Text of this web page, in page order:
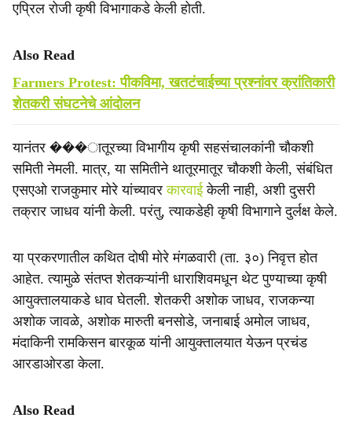
एप्रिल रोजी कृषी विभागाकडे केली होती.
Also Read
Farmers Protest: पीकविमा, खतटंचाईच्या प्रश्नांवर क्रांतिकारी
शेतकरी संघटनेचे आंदोलन
यानंतर ���ातूरच्या विभागीय कृषी सहसंचालकांनी चौकशी
समिती नेमली. मात्र, या समितीने थातूरमातूर चौकशी केली, संबंधित
एसएओ राजकुमार मोरे यांच्यावरकारवाईकेली नाही, अशी दुसरी
तक्रार जाधव यांनी केली. परंतु, त्याकडेही कृषी विभागाने दुर्लक्ष केले.
या प्रकरणातील कथित दोषी मोरे मंगळवारी (ता. ३०) निवृत्त होत
आहेत. त्यामुळे संतप्त शेतकऱ्यांनी धाराशिवमधून थेट पुण्याच्या कृषी
आयुक्तालयाकडे धाव घेतली. शेतकरी अशोक जाधव, राजकन्या
अशोक जावळे, अशोक मारुती बनसोडे, जनाबाई अमोल जाधव,
मंदाकिनी रामकिसन बारकूळ यांनी आयुक्तालयात येऊन प्रचंड
आरडाओरडा केला.
Also Read